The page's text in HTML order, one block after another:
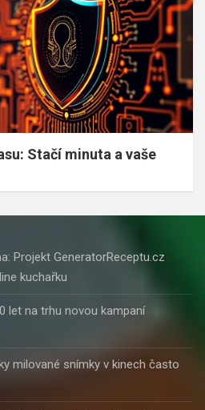
Stačí minuta a vaše
Projekt GeneratorReceptu.cz
kuchařku
let na trhu novou kampaní
milované snímky v kinech často